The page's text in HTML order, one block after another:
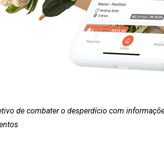
de combater o desperdício com